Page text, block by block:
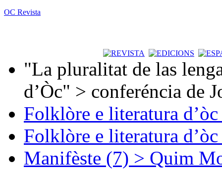
OC Revista
"La pluralitat de las
d’Òc" > conferéncia de
Folklòre e literatura
Folklòre e literatura
Manifèste (7) > Quim